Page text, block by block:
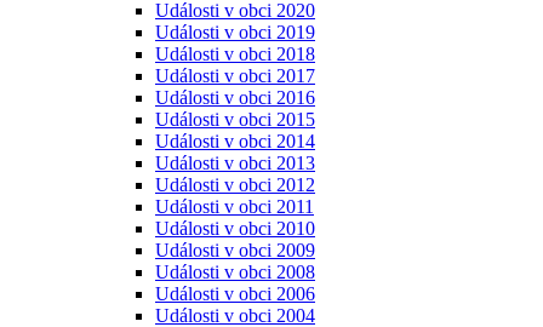
Události v obci 2020
Události v obci 2019
Události v obci 2018
Události v obci 2017
Události v obci 2016
Události v obci 2015
Události v obci 2014
Události v obci 2013
Události v obci 2012
Události v obci 2011
Události v obci 2010
Události v obci 2009
Události v obci 2008
Události v obci 2006
Události v obci 2004